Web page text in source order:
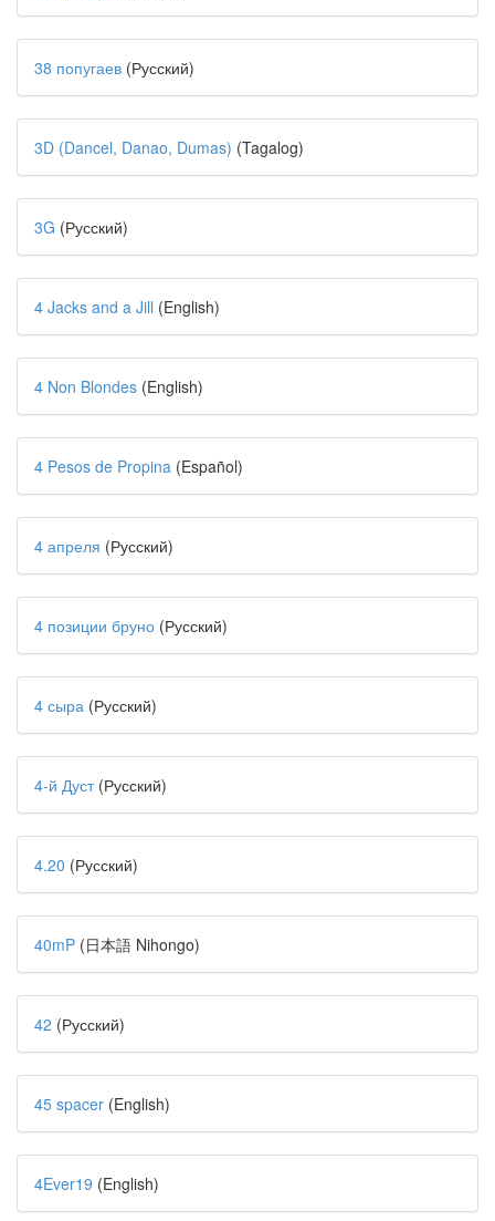
38 попугаев (Русский)
3D (Dancel, Danao, Dumas) (Tagalog)
3G (Русский)
4 Jacks and a Jill (English)
4 Non Blondes (English)
4 Pesos de Propina (Español)
4 апреля (Русский)
4 позиции бруно (Русский)
4 сыра (Русский)
4-й Дуст(Русский)
4.20 (Русский)
40mP (日本語 Nihongo)
42 (Русский)
45 spacer (English)
4Ever19 (English)